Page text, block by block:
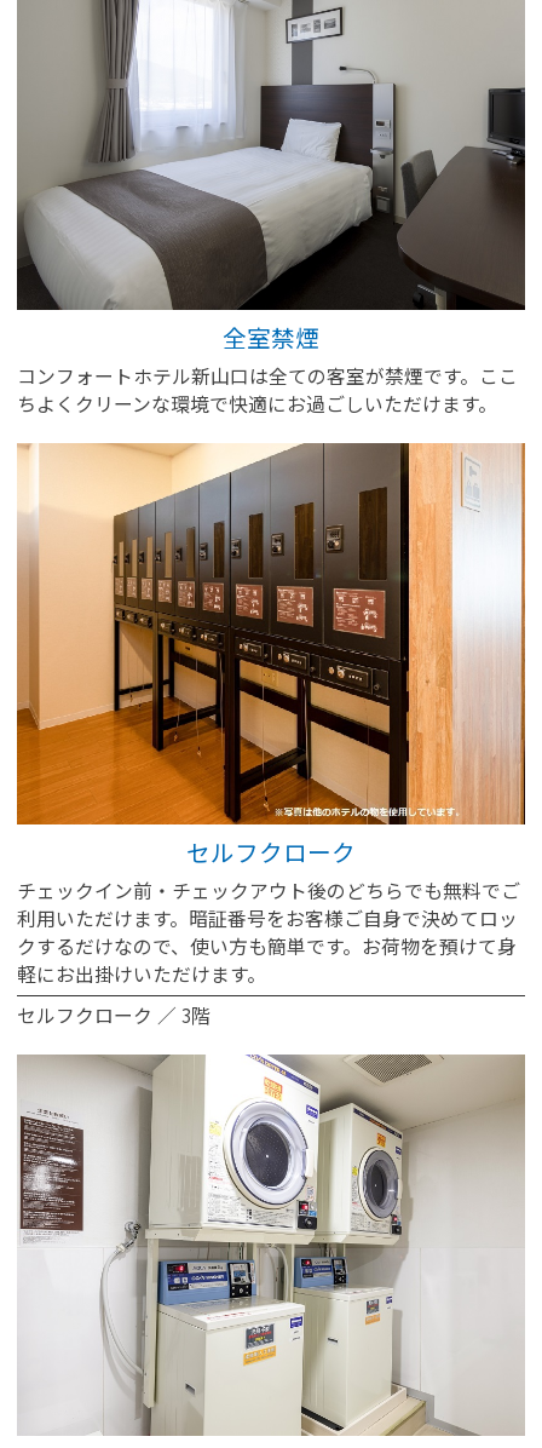
全室禁煙
コンフォートホテル新山口は全ての客室が禁煙です。ここ
ちよくクリーンな環境で快適にお過ごしいただけます。
セルフクローク
チェックイン前・チェックアウト後のどちらでも無料でご
利用いただけます。暗証番号をお客様ご自身で決めてロッ
クするだけなので、使い方も簡単です。お荷物を預けて身
軽にお出掛けいただけます。
セルフクローク ／ 3階